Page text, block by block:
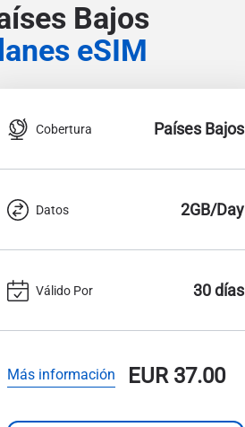
Bajos
eSIM
Cobertura Países Bajos
Datos 2GB/Day
Válido Por 30 días
Más información EUR37.00